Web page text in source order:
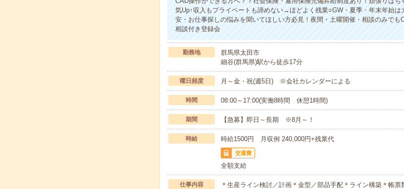
気Up↑収入もプライベートも諦めない→ほどよく残業○GW・夏季・年末年始は
安・お仕事探しの悩みを聞いてほしい方必見！夜間・土曜開催・相談のみでも
相談付き登録会
勤務地
群馬県太田市
細谷(群馬県)駅から徒歩17分
曜日頻度 月～金・祝(週5日) ※会社カレンダーによる
時間 08:00～17:00(実働8時間 休憩1時間)
期間 【急募】即日～長期 ※8月～！
時給 時給1500円 月収例 240,000円+残業代
交通費
全額支給
仕事内容 ＊生産ライン検討／計画＊金型／部品手配＊ライン構築＊帳票